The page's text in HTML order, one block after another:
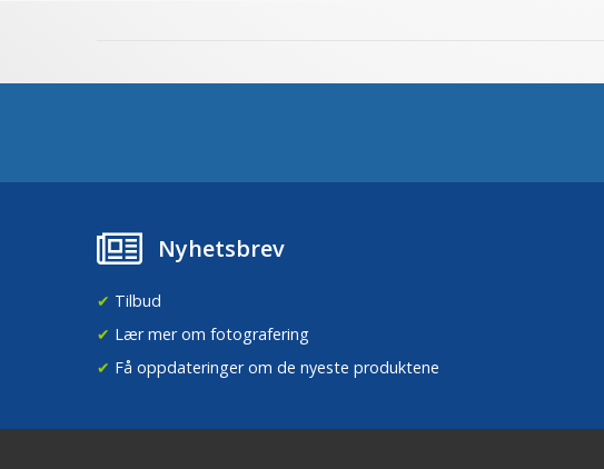
Nyhetsbrev
✔ Tilbud
✔ Lær mer om fotografering
✔ Få oppdateringer om de nyeste produktene